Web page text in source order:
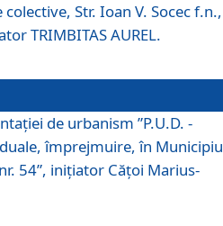
Str. Ioan V. Socec f.n.,
TRIMBITAS AUREL.
de urbanism ”P.U.D. -
împrejmuire, în
54”, inițiator Cățoi Marius-